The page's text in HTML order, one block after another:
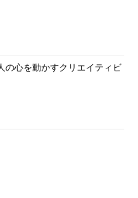
の心を動かすクリエイティビ